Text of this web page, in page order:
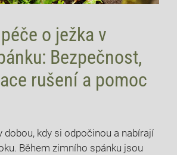
o ježka v
Bezpečnost,
rušení a pomoc
dobou, kdy si odpočinou a nabírají
Během zimního spánku jsou